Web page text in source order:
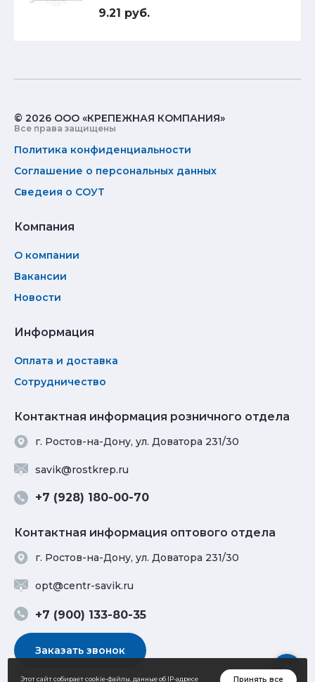
9.21 руб.
© 2026 ООО «КРЕПЕЖНАЯ КОМПАНИЯ»
Все права защищены
Политика конфиденциальности
Соглашение о персональных данных
Сведеия о СОУТ
Компания
О компании
Вакансии
Новости
Информация
Оплата и доставка
Сотрудничество
Контактная информация розничного отдела
г. Ростов-на-Дону, ул. Доватора 231/30
savik@rostkrep.ru
+7 (928) 180-00-70
Контактная информация оптового отдела
г. Ростов-на-Дону, ул. Доватора 231/30
opt@centr-savik.ru
+7 (900) 133-80-35
Заказать звонок
Этот сайт собирает cookie-файлы, данные об IP-адресе Принять все